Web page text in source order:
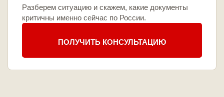
Разберем ситуацию и скажем, какие документы
критичны именно сейчас по России.
ПОЛУЧИТЬ КОНСУЛЬТАЦИЮ